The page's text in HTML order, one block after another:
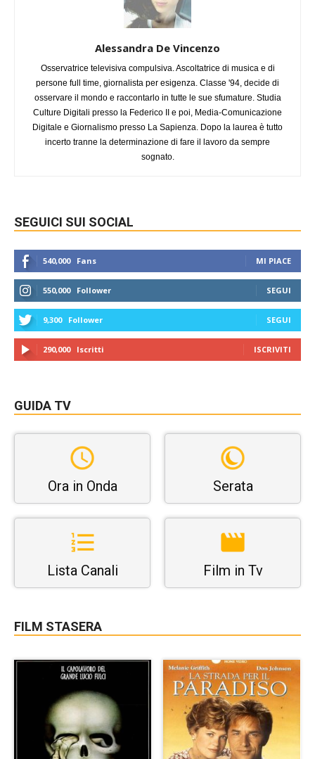
Alessandra De Vincenzo
Osservatrice televisiva compulsiva. Ascoltatrice di musica e di
persone full time, giornalista per esigenza. Classe '94, decide di
osservare il mondo e raccontarlo in tutte le sue sfumature. Studia
Culture Digitali presso la Federico II e poi, Media-Comunicazione
Digitale e Giornalismo presso La Sapienza. Dopo la laurea è tutto
incerto tranne la determinazione di fare il lavoro da sempre
sognato.
SEGUICI SUI SOCIAL
540,000 Fans MI PIACE
550,000 Follower SEGUI
9,300 Follower SEGUI
290,000 Iscritti ISCRIVITI
GUIDA TV
Ora in Onda Serata
Lista Canali Film in Tv
FILM STASERA